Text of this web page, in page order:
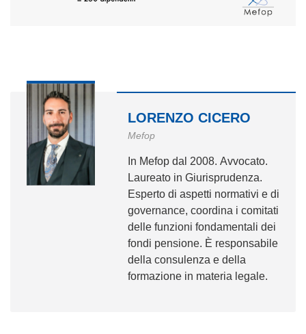
LORENZO CICERO
Mefop
In Mefop dal 2008. Avvocato.
Laureato in Giurisprudenza.
Esperto di aspetti normativi e di
governance, coordina i comitati
delle funzioni fondamentali dei
fondi pensione. È responsabile
della consulenza e della
formazione in materia legale.